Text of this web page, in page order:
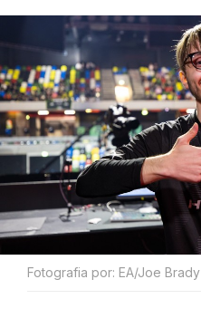
Fotografia por: EA/Joe Brady